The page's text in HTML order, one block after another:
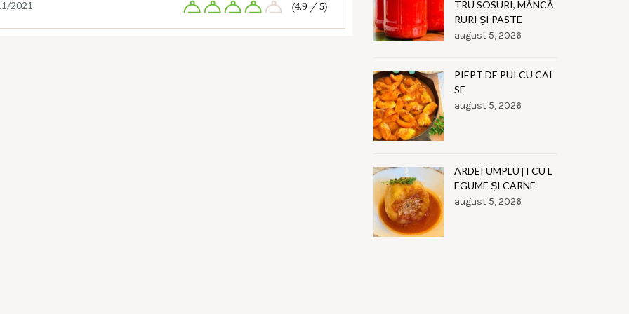
2021 (4.9 / 5)
TRU SOSURI, MÂNCĂ
RURI ȘI PASTE
august 5, 2026
PIEPT DE PUI CU CAI
SE
august 5, 2026
ARDEI UMPLUȚI CU L
EGUME ȘI CARNE
august 5, 2026